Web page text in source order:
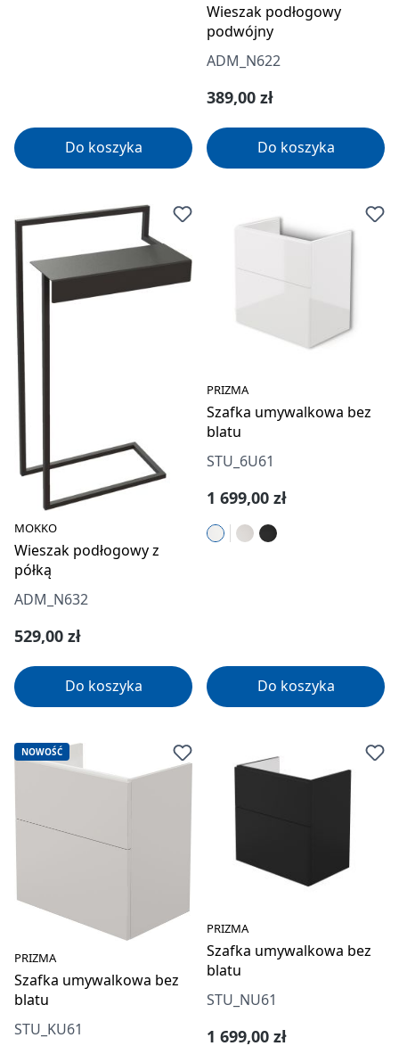
Do koszyka
Wieszak podłogowy
podwójny
ADM_N622
Cena regularna:
389,00 zł
Do koszyka
MOKKO
Wieszak podłogowy z
półką
ADM_N632
Cena regularna:
529,00 zł
Do koszyka
PRIZMA
Szafka umywalkowa bez
blatu
STU_6U61
Cena regularna:
1 699,00 zł
Do koszyka
NOWOŚĆ
PRIZMA
Szafka umywalkowa bez
blatu
STU_KU61
PRIZMA
Szafka umywalkowa bez
blatu
STU_NU61
Cena regularna:
1 699,00 zł